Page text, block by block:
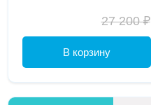
27 200 ₽
В корзину